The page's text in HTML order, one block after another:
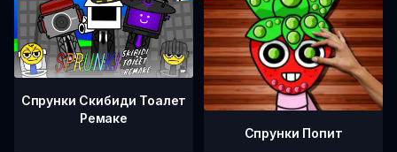
Спрунки Скибиди Тоалет
Ремаке
Спрунки Попит